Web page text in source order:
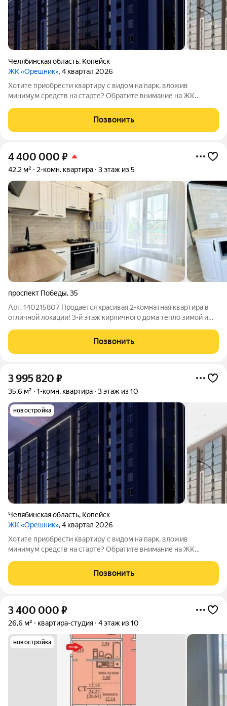
Челябинская область, Копейск
ЖК «Орешник», 4 квартал 2026
Хотите приобрести квартиру с видом на парк, вложив
минимум средств на старте? Обратите внимание на ЖК
отсюда удобно выезжать в Челябинск, а поблизости есть всё,
что нужно для комфортной жизни:
Позвонить
4 400 000 ₽
42,2 м² 2-комн. квартира 3 этаж из 5
проспект Победы,35
Арт. 140215807 Продается красивая 2-комнатная квартира в
отличной локации! 3-й этаж кирпичного дома тепло зимой и
всей квартире. Состояние заезжай и живи, без
дополнительных вложений! Продуманно
Позвонить
3 995 820 ₽
35,6 м² 1-комн. квартира 3 этаж из 10
новостройка
Челябинская область, Копейск
ЖК «Орешник», 4 квартал 2026
Хотите приобрести квартиру с видом на парк, вложив
минимум средств на старте? Обратите внимание на ЖК
отсюда удобно выезжать в Челябинск, а поблизости есть всё,
что нужно для комфортной жизни:
Позвонить
3 400 000 ₽
26,6 м² квартира-студия 4 этаж из 10
новостройка